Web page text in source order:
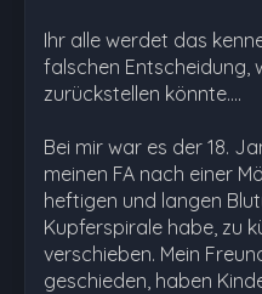
Ihr alle werdet das
falschen Entscheidung,
zurückstellen könnte....
Bei mir war es der 18.
meinen FA nach einer
heftigen und langen
Kupferspirale habe, zu
verschieben. Mein
geschieden, haben